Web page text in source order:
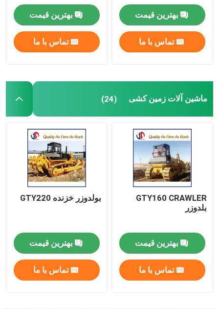
بهترین قیمت
تماس با ما
بهترین قیمت
تماس با ما
ماشین آلات زمین کشی (24)
GTY160 CRAWLER
بلدوزر
بهترین قیمت
تماس با ما
بولدوزر خزنده GTY220
بهترین قیمت
تماس با ما